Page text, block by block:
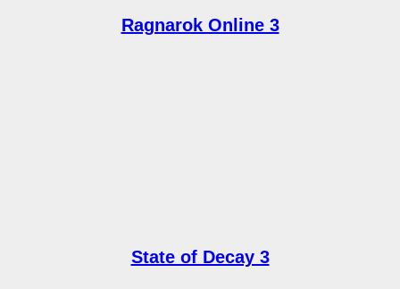
Ragnarok Online 3
State of Decay 3